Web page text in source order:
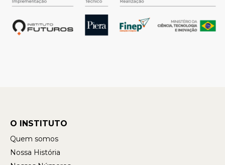
O INSTITUTO
Quem somos
Nossa História